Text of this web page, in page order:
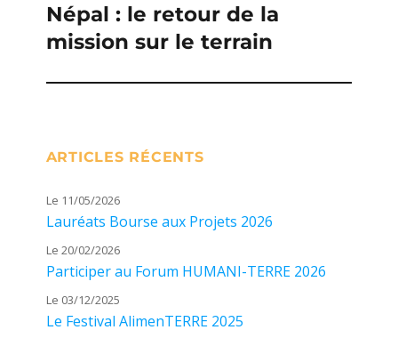
Publication
suivante :
Népal : le retour de la
mission sur le terrain
ARTICLES RÉCENTS
Le 11/05/2026
Lauréats Bourse aux Projets 2026
Le 20/02/2026
Participer au Forum HUMANI-TERRE 2026
Le 03/12/2025
Le Festival AlimenTERRE 2025